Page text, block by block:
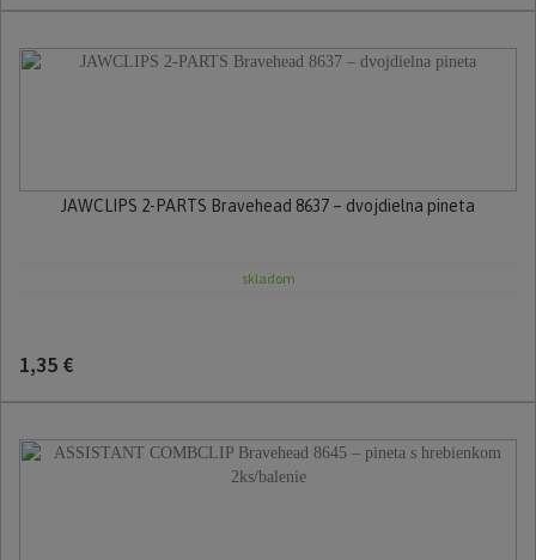
JAWCLIPS 2-PARTS Bravehead 8637 – dvojdielna pineta
skladom
1,35 €